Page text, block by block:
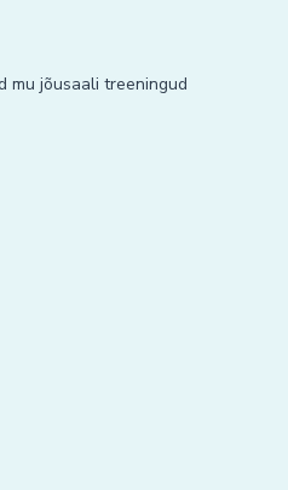
mu jõusaali treeningud